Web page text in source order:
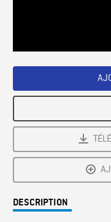
DESCRIPTION